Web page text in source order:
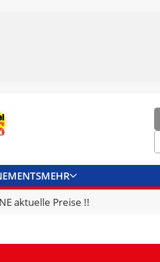
MEHR
KONTAKT
aktuelle Preise !!